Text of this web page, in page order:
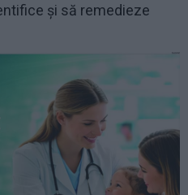
și să remedieze